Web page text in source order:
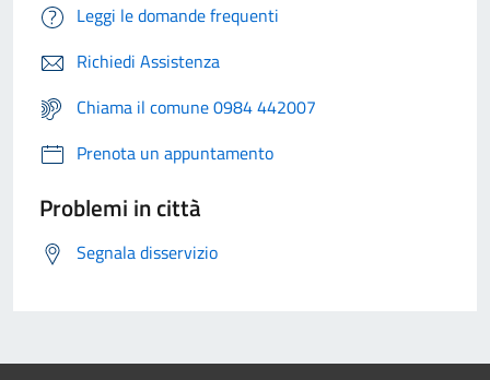
Leggi le domande frequenti
Richiedi Assistenza
Chiama il comune 0984 442007
Prenota un appuntamento
Problemi in città
Segnala disservizio